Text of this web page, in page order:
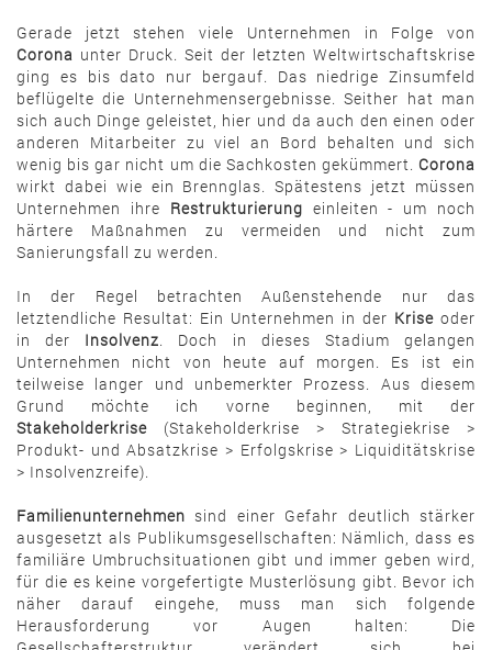
Gerade jetzt stehen viele Unternehmen in Folge von
Corona unter Druck. Seit der letzten Weltwirtschaftskrise
ging es bis dato nur bergauf. Das niedrige Zinsumfeld
beflügelte die Unternehmensergebnisse. Seither hat man
sich auch Dinge geleistet, hier und da auch den einen oder
anderen Mitarbeiter zu viel an Bord behalten und sich
wenig bis gar nicht um die Sachkosten gekümmert. Corona
wirkt dabei wie ein Brennglas. Spätestens jetzt müssen
Unternehmen ihre Restrukturierung einleiten - um noch
härtere Maßnahmen zu vermeiden und nicht zum
Sanierungsfall zu werden.
In der Regel betrachten Außenstehende nur das
letztendliche Resultat: Ein Unternehmen in der Krise oder
in der Insolvenz . Doch in dieses Stadium gelangen
Unternehmen nicht von heute auf morgen. Es ist ein
teilweise langer und unbemerkter Prozess. Aus diesem
Grund möchte ich vorne beginnen, mit der
Stakeholderkrise (Stakeholderkrise > Strategiekrise >
Produkt- und Absatzkrise > Erfolgskrise > Liquiditätskrise
> Insolvenzreife).
Familienunternehmen sind einer Gefahr deutlich stärker
ausgesetzt als Publikumsgesellschaften: Nämlich, dass es
familiäre Umbruchsituationen gibt und immer geben wird,
für die es keine vorgefertigte Musterlösung gibt. Bevor ich
näher darauf eingehe, muss man sich folgende
Herausforderung vor Augen halten: Die